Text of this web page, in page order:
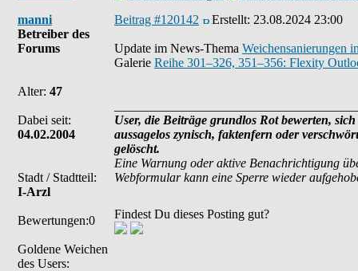
manni
Betreiber des
Forums
Alter: 47
Dabei seit:
04.02.2004
Stadt / Stadtteil:
I-Arzl
Bewertungen:0
Goldene Weichen
des Users:
Beitrag #120142 Erstellt: 23.08.2024 23:00
Update im News-Thema Weichensanierungen
Galerie Reihe 301–326, 351–356: Flexity
User, die Beiträge grundlos Rot bewerten,
aussagelos zynisch, faktenfern oder
gelöscht.
Eine Warnung oder aktive Benachrichtigung
Webformular kann eine Sperre wieder
Findest Du dieses Posting gut?